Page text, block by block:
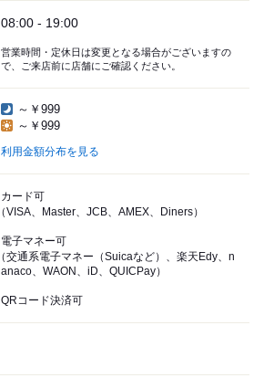
08:00 - 19:00
営業時間・定休日は変更となる場合がございますの
で、ご来店前に店舗にご確認ください。
～￥999
～￥999
利用金額分布を見る
カード可
（VISA、Master、JCB、AMEX、Diners）
電子マネー可
（交通系電子マネー（Suicaなど）、楽天Edy、n
anaco、WAON、iD、QUICPay）
QRコード決済可